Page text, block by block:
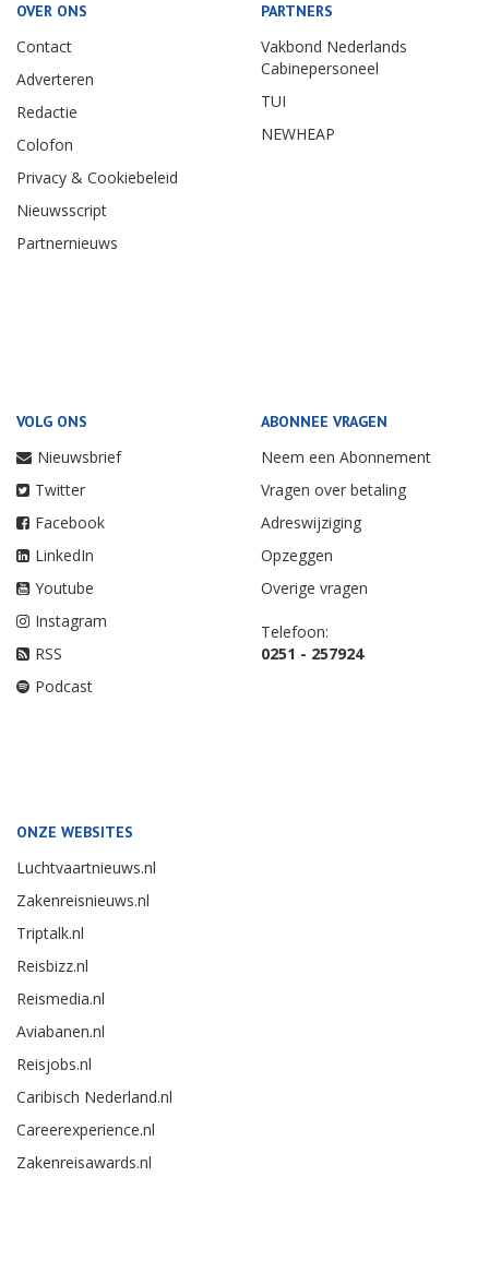
OVER ONS
Contact
Adverteren
Redactie
Colofon
Privacy & Cookiebeleid
Nieuwsscript
Partnernieuws
PARTNERS
Vakbond Nederlands
Cabinepersoneel
TUI
NEWHEAP
VOLG ONS
Nieuwsbrief
Twitter
Facebook
LinkedIn
Youtube
Instagram
RSS
Podcast
ABONNEE VRAGEN
Neem een Abonnement
Vragen over betaling
Adreswijziging
Opzeggen
Overige vragen
Telefoon:
0251 - 257924
ONZE WEBSITES
Luchtvaartnieuws.nl
Zakenreisnieuws.nl
Triptalk.nl
Reisbizz.nl
Reismedia.nl
Aviabanen.nl
Reisjobs.nl
Caribisch Nederland.nl
Careerexperience.nl
Zakenreisawards.nl